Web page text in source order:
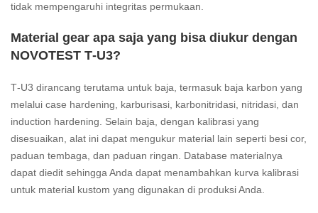
tidak mempengaruhi integritas permukaan.
Material gear apa saja yang bisa diukur dengan
NOVOTEST T‑U3?
T‑U3 dirancang terutama untuk baja, termasuk baja karbon yang
melalui case hardening, karburisasi, karbonitridasi, nitridasi, dan
induction hardening. Selain baja, dengan kalibrasi yang
disesuaikan, alat ini dapat mengukur material lain seperti besi cor,
paduan tembaga, dan paduan ringan. Database materialnya
dapat diedit sehingga Anda dapat menambahkan kurva kalibrasi
untuk material kustom yang digunakan di produksi Anda.